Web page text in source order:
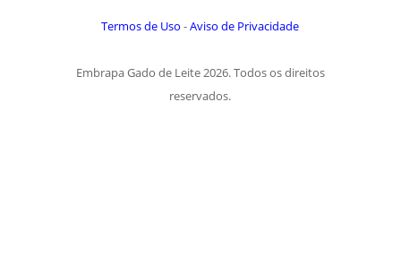
Termos de Uso -Aviso de Privacidade
Embrapa Gado de Leite 2026. Todos os direitos
reservados.